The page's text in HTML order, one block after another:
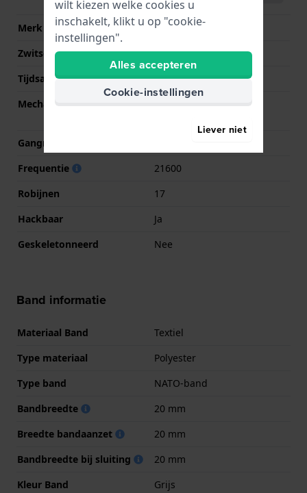
Merk uurwerk
ETA
Zwitsers uurwerk
Ja
Tijdsaanduiding
Analoog
Mechanisme
Mechanisch
Gangreserve
Frequentie
21600
Robijnen
17
Hackbaar
Ja
Geskeletonneerd
Nee
Band informatie
Materiaal Band
Textiel
Type materiaal
Polyester
Type band
NATO-band
Bandbreedte
20 mm
Breedte bandaanzet
20 mm
Bandbreedte bij sluiting
20 mm
Kleur Band
Grijs
wilt kiezen welke cookies u
inschakelt, klikt u op "cookie-
instellingen".
Alles accepteren
Cookie-instellingen
Liever niet